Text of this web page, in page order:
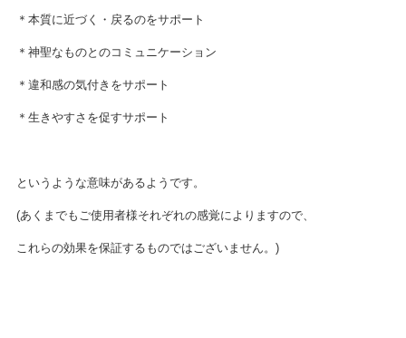
＊本質に近づく・戻るのをサポート
＊神聖なものとのコミュニケーション
＊違和感の気付きをサポート
＊生きやすさを促すサポート
というような意味があるようです。
(あくまでもご使用者様それぞれの感覚によりますので、
これらの効果を保証するものではございません。)